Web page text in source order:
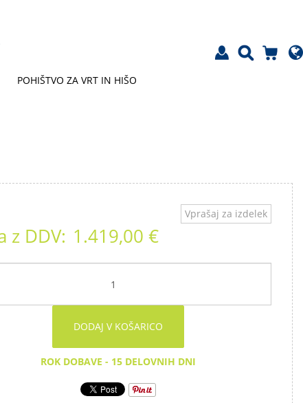
POHIŠTVO ZA VRT IN HIŠO
Vprašaj za izdelek
z DDV: 1.419,00 €
DODAJ V KOŠARICO
ROK DOBAVE - 15 DELOVNIH DNI